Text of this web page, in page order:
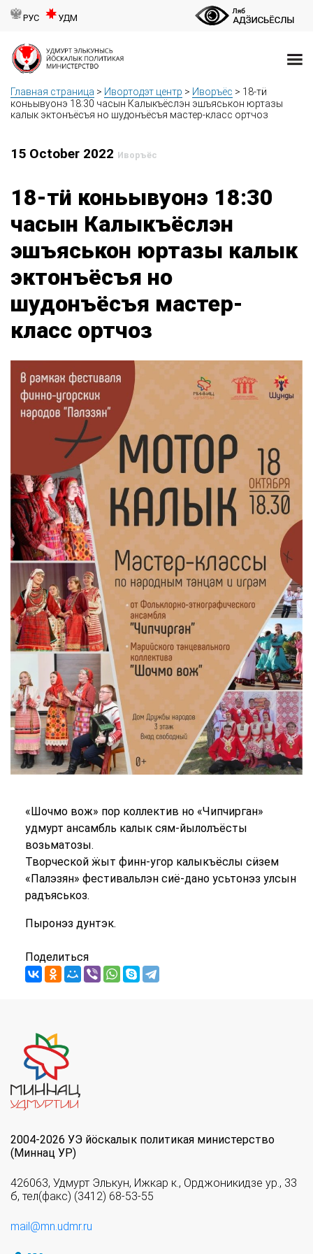
РУС УДМ
Главная страница > Ивортодэт центр > Иворъёс > 18-тӥ
коньывуонэ 18:30 часын Калыкъёслэн эшъяськон юртазы
калык эктонъёсъя но шудонъёсъя мастер-класс ортчоз
15 October 2022 Иворъёс
18-тӥ коньывуонэ 18:30
часын Калыкъёслэн
эшъяськон юртазы калык
эктонъёсъя но
шудонъёсъя мастер-
класс ортчоз
«Шочмо вож» пор коллектив но «Чипчирган»
удмурт ансамбль калык сям-йылолъёсты
возьматозы.
Творческой ӝыт финн-угор калыкъёслы сӥзем
«Палэзян» фестивальлэн сиё-дано усьтонэз улсын
радъяськоз.
Пыронэз дунтэк.
Поделиться
2004-2026 УЭ йöскалык политикая министерство
(Миннац УР)
426063, Удмурт Элькун, Ижкар к., Орджоникидзе ур., 33
б, тел(факс) (3412) 68-53-55
mail@mn.udmr.ru